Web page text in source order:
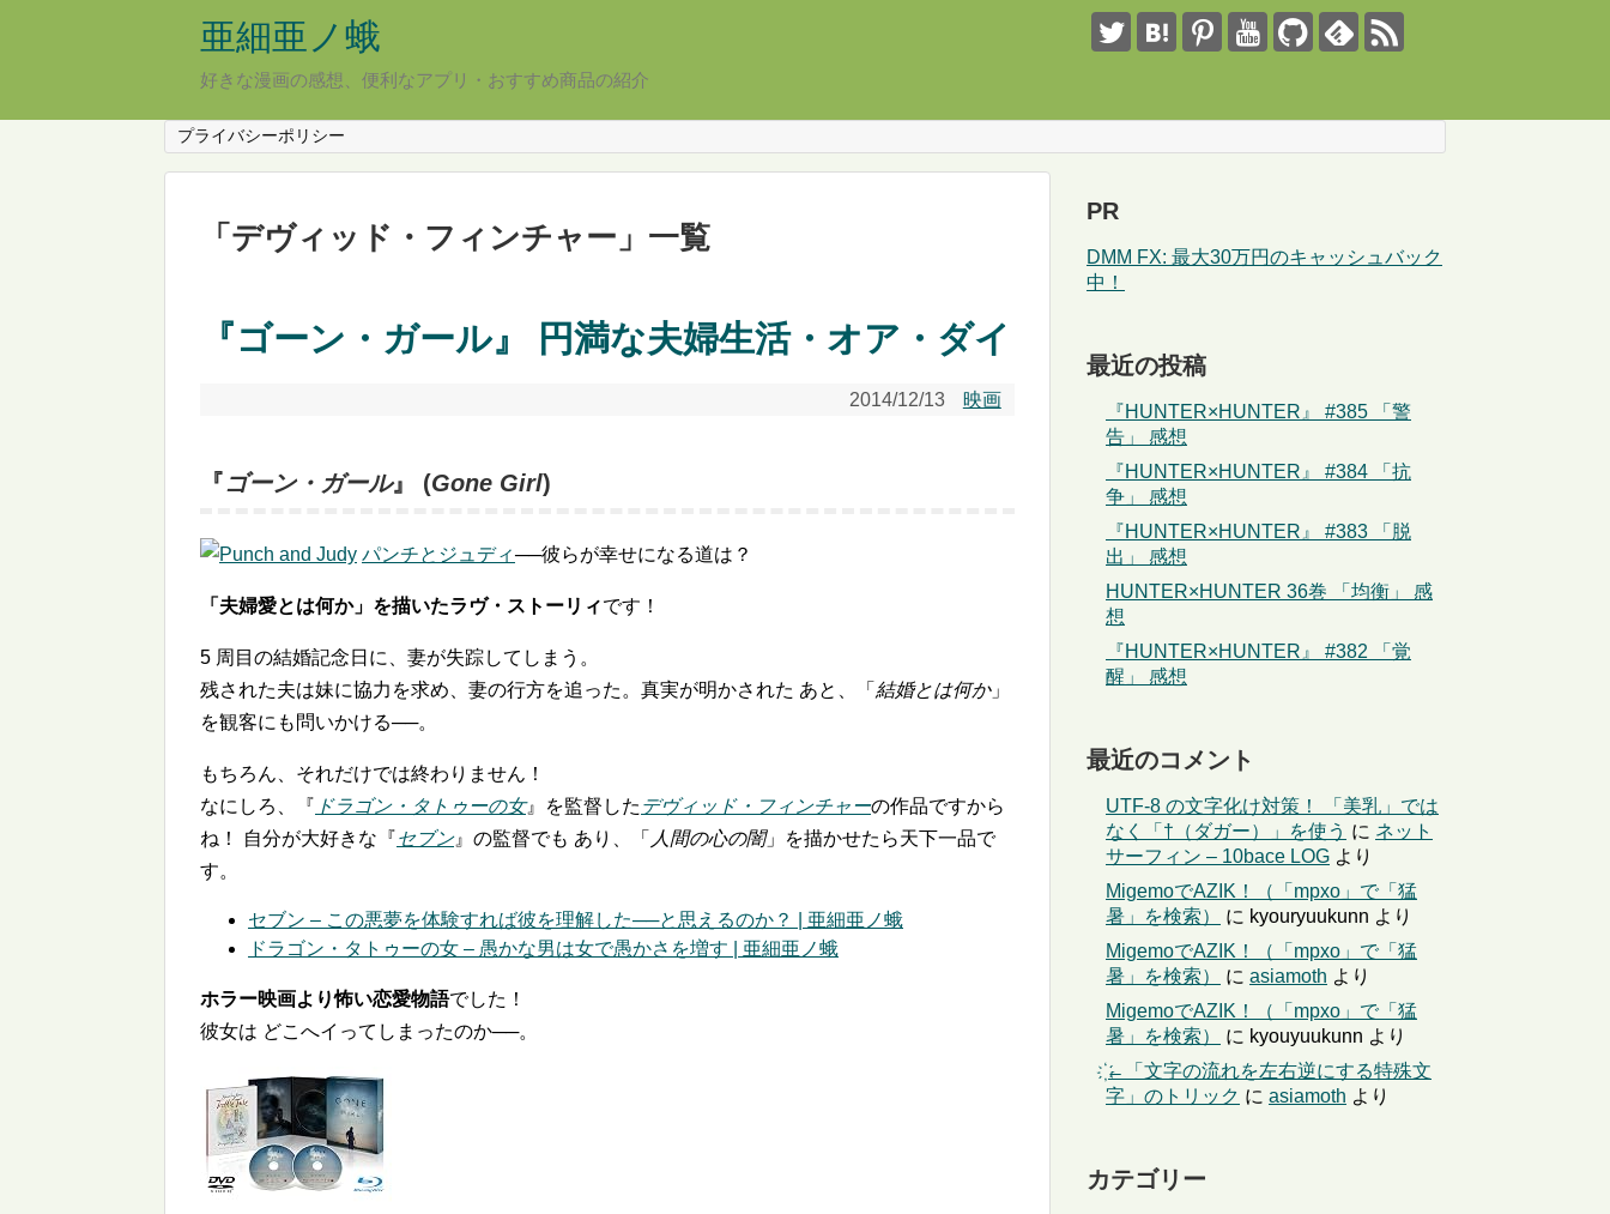
亜細亜ノ蛾
好きな漫画の感想、便利なアプリ・おすすめ商品の紹介
プライバシーポリシー
「 デヴィッド・フィンチャー 」 一覧
『ゴーン・ガール』 円満な夫婦生活・オア・ダイ
2014/12/13 映画
『ゴーン・ガール』 (Gone Girl)
パンチとジュディ──彼らが幸せになる道は？
「夫婦愛とは何か」を描いたラヴ・ストーリィです！
5 周目の結婚記念日に、妻が失踪してしまう。
残された夫は妹に協力を求め、妻の行方を追った。真実が明かされた あと、「 結婚とは何か」
を観客にも問いかける──。
もちろん、それだけでは終わりません！
なにしろ、『 ドラゴン・タトゥーの女』を監督した デヴィッド・フィンチャーの作品ですから
ね！ 自分が大好きな『セブン』の監督でも あり、「 人間の心の闇」を描かせたら天下一品で
す。
セブン – この悪夢を体験すれば彼を理解した──と思えるのか？ | 亜細亜ノ蛾
ドラゴン・タトゥーの女 – 愚かな男は女で愚かさを増す | 亜細亜ノ蛾
ホラー映画より怖い恋愛物語でした！
彼女は どこへイってしまったのか──。
PR
DMM FX: 最大30万円のキャッシュバック
中！
最近の投稿
『HUNTER×HUNTER』 #385 「警
告」 感想
『HUNTER×HUNTER』 #384 「抗
争」 感想
『HUNTER×HUNTER』 #383 「脱
出」 感想
HUNTER×HUNTER 36巻 「均衡」 感
想
『HUNTER×HUNTER』 #382 「覚
醒」 感想
最近のコメント
UTF-8 の文字化け対策！ 「美乳」では
なく「†（ダガー）」を使う に ネット
サーフィン – 10bace LOG より
MigemoでAZIK！（「mpxo」で「猛
暑」を検索）
に kyouryuukunn より
MigemoでAZIK！（「mpxo」で「猛
暑」を検索）
に asiamoth より
MigemoでAZIK！（「mpxo」で「猛
暑」を検索）
に kyouyuukunn より
҉←「文字の流れを左右逆にする特殊文
字」のトリック に asiamoth より
カテゴリー